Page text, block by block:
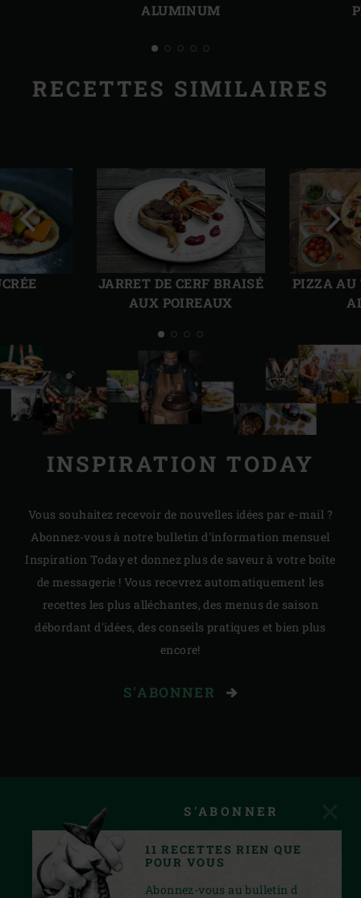
ALUMINUM
RECETTES SIMILAIRES
JARRET DE CERF BRAISÉ
AUX POIREAUX
PIZZA AU
Diapo
précédente
INSPIRATION TODAY
Vous souhaitez recevoir de nouvelles idées par e-mail ?
Abonnez-vous à notre bulletin d'information mensuel
Inspiration Today et donnez plus de saveur à votre boîte
de messagerie ! Vous recevrez automatiquement les
recettes les plus alléchantes, des menus de saison
débordant d'idées, des conseils pratiques et bien plus
encore!
S'ABONNER
S'ABONNER
11 RECETTES RIEN QUE
POUR VOUS
Abonnez-vous au bulletin d